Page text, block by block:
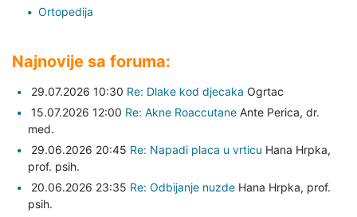
Ortopedija
Najnovije sa foruma:
29.07.2026 10:30 Re: Dlake kod djecaka Ogrtac
15.07.2026 12:00 Re: Akne Roaccutane Ante Perica, dr.
med.
29.06.2026 20:45 Re: Napadi placa u vrticu Hana Hrpka,
prof. psih.
20.06.2026 23:35 Re: Odbijanje nuzde Hana Hrpka, prof.
psih.